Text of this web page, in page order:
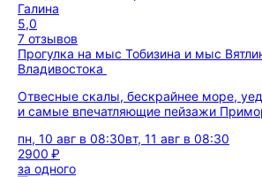
Галина
5,0
7 отзывов
Прогулка на мыс Тобизина и мыс
Владивостока
Отвесные скалы, бескрайнее море,
и самые впечатляющие пейзажи
пн, 10 авг в 08:30вт, 11 авг в 08:30
2900 ₽
за одного